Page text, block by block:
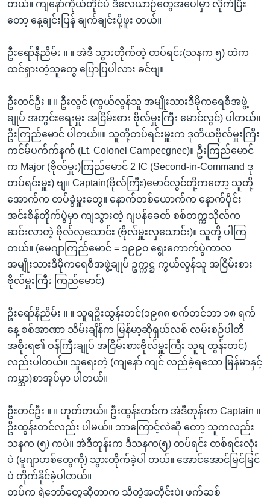
တယ်။ ကျနော်ကိုယ်တိုင်ပဲ ဒီလေယာဉ်တွေအပေါ်မှာ လိုက်ပြီး
တော့ နေ့ချင်းပြန် ချက်ချင်းပို့ဖူး တယ်။
ဦးရော်နီညိမ်း ။ ။ အဲဒီ သွားတိုက်တဲ့ တပ်ရင်း(သနက ၅) ထဲက
ထင်ရှားတဲ့သူတွေ ပြောပြပါလား ခင်ဗျ။
ဦးတင်ဦး ။ ။ ဦးလွင် (ကွယ်လွန်သူ အမျိုးသားဒီမိုကရေစီအဖွဲ့
ချုပ် အတွင်းရေးမှူး အငြိမ်းစား ဗိုလ်မှူးကြီး မောင်လွင်) ပါတယ်။
ဦးကြည်မောင် ပါတယ်။။ သူတို့တပ်ရင်းမှူးက ဒုတိယဗိုလ်မှူးကြီး
ကင်မ်ပက်က်နက် (Lt. Colonel Campecgnec)။ ဦးကြည်မောင်
က Major (ဗိုလ်မှူး)ကြည်မောင် 2 IC (Second-in-Command ဒု
တပ်ရင်းမှူး) ဗျ။ Captain(ဗိုလ်ကြီး)မောင်လွင်တို့ကတော့ သူတို့
အောက်က တပ်ခွဲမှူးတွေ။ နောက်တစ်ယောက်က နောက်ပိုင်း
အင်းစိန်တိုက်ပွဲမှာ ကျသွားတဲ့ ဂျပန်ခေတ် စစ်တက္ကသိုလ်က
ဆင်းလာတဲ့ ဗိုလ်လှသောင်း (ဗိုလ်မှူးလှသောင်း)။ သူတို့ ပါကြ
တယ်။ (မေဂျာကြည်မောင် = ၁၉၉၀ ရွေးကောက်ပွဲကာလ
အမျိုးသားဒီမိုကရေစီအဖွဲ့ချုပ် ဥက္ကဋ္ဌ ကွယ်လွန်သူ အငြိမ်းစား
ဗိုလ်မှူးကြီး ကြည်မောင်)
ဦးရော်နီညိမ်း ။ ။ သူရဦးထွန်းတင်(၁၉၈၈ စက်တင်ဘာ ၁၈ ရက်
နေ့ စစ်အာဏာ သိမ်းချိန်က မြန်မာ့ဆိုရှယ်လစ် လမ်းစဉ်ပါတီ
အစိုးရ၏ ဝန်ကြီးချုပ် အငြိမ်းစားဗိုလ်မှူးကြီး သူရ ထွန်းတင်)
လည်းပါတယ်။ သူရေးတဲ့ (ကျနော် ကျင် လည်ခဲ့ရသော မြန်မာနှင့်
ကမ္ဘာ)စာအုပ်မှာ ပါတယ်။
ဦးတင်ဦး ။ ။ ဟုတ်တယ်။ ဦးထွန်းတင်က အဲဒီတုန်းက Captain ။
ဦးထွန်းတင်လည်း ပါမယ်။ ဘာကြောင့်လဲဆို တော့ သူကလည်း
သနက (၅) ကပဲ။ အဲဒီတုန်းက ဒီသနက(၅) တပ်ရင်း တစ်ရင်းလုံး
ပဲ (မူဂျာဟစ်တွေကို) သွားတိုက်ခဲ့ပါ တယ်။ အောင်အောင်မြင်မြင်
ပဲ တိုက်နိုင်ခဲ့ပါတယ်။
တပ်က ရဲဘော်တွေဆိုတာက သိတဲ့အတိုင်းပဲ၊ ဖက်ဆစ်